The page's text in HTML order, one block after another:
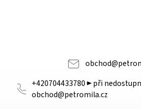
obchod@
+420704433780 ► při
obchod@petromila.cz